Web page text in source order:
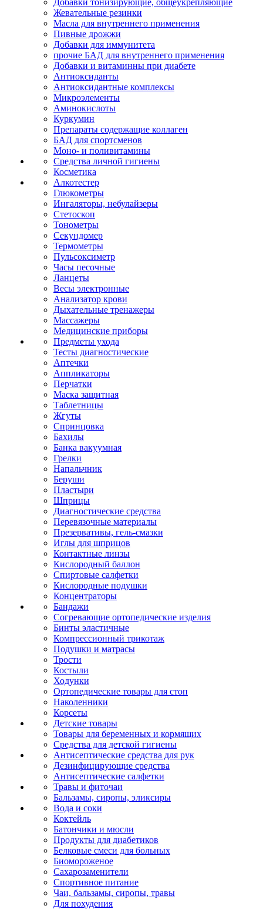
Добавки тонизирующие, общеукрепляющие
Жевательные резинки
Масла для внутреннего применения
Пивные дрожжи
Добавки для иммунитета
прочие БАД для внутреннего применения
Добавки и витаминны при диабете
Антиоксиданты
Антиоксидантные комплексы
Микроэлементы
Аминокислоты
Куркумин
Препараты содержащие коллаген
БАД для спортсменов
Моно- и поливитамины
Средства личной гигиены
Косметика
Алкотестер
Глюкометры
Ингаляторы, небулайзеры
Стетоскоп
Тонометры
Секундомер
Термометры
Пульсоксиметр
Часы песочные
Ланцеты
Весы электронные
Анализатор крови
Дыхательные тренажеры
Массажеры
Медицинские приборы
Предметы ухода
Тесты диагностические
Аптечки
Аппликаторы
Перчатки
Маска защитная
Таблетницы
Жгуты
Спринцовка
Бахилы
Банка вакуумная
Грелки
Напальчник
Беруши
Пластыри
Шприцы
Диагностические средства
Перевязочные материалы
Презервативы, гель-смазки
Иглы для шприцов
Контактные линзы
Кислородный баллон
Спиртовые салфетки
Кислородные подушки
Концентраторы
Бандажи
Согревающие ортопедические изделия
Бинты эластичные
Компрессионный трикотаж
Подушки и матрасы
Трости
Костыли
Ходунки
Ортопедические товары для стоп
Наколенники
Корсеты
Детские товары
Товары для беременных и кормящих
Средства для детской гигиены
Антисептические средства для рук
Дезинфицирующие средства
Антисептические салфетки
Травы и фиточаи
Бальзамы, сиропы, эликсиры
Вода и соки
Коктейль
Батончики и мюсли
Продукты для диабетиков
Белковые смеси для больных
Биомороженое
Сахарозаменители
Спортивное питание
Чаи, бальзамы, сиропы, травы
Для похудения